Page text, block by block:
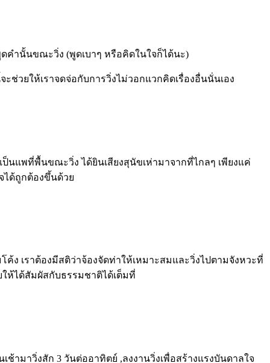
คำนั้นขณะวิ่ง (พูดเบาๆ หรือคิดในใจก็ได้นะ)
ช่วยให้เราจดจ่อกับการวิ่งไม่วอกแวกคิดเรื่องอื่นนั่นเอง
นแพที่พื้นขณะวิ่ง ได้ยินเสียงสุนัขเห่ามาจากที่ไกลๆ เพียงแค่
ได้ถูกต้องขึ้นด้วย
ง เราต้องมีสติว่าจ้องจัดท่าให้เหมาะสมและวิ่งไปตามจังหวะที่
ให้ได้สัมผัสกับธรรมชาติได้เต็มที่
ามาวิ่งสัก 3 วันต่ออาทิตย์ ,ลงงานวิ่งเพื่อสร้างแรงบันดาลใจ